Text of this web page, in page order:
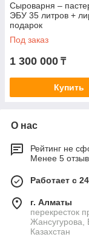
Сыроварня –
ЭБУ 35 литров +
подарок
Под заказ
1 300 000 ₸
Купить
О нас
Рейтинг не
Менее 5
Работает с
г. Алматы
перекресток
Жансугурова,
Казахстан